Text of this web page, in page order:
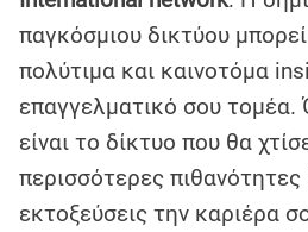
παγκόσμιου δικτύου
πολύτιμα και καινοτόμα
επαγγελματικό σου
είναι το δίκτυο που θα
περισσότερες πιθανότητες
εκτοξεύσεις την καριέρα